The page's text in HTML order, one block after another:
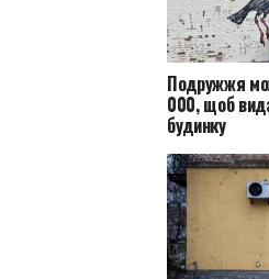
Подружжя
000, щоб
будинку